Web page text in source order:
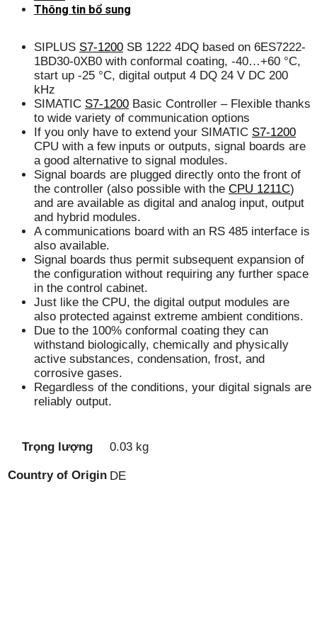
Thông tin bổ sung
SIPLUS S7-1200 SB 1222 4DQ based on 6ES7222-
1BD30-0XB0 with conformal coating, -40…+60 °C,
start up -25 °C, digital output 4 DQ 24 V DC 200
kHz
SIMATIC S7-1200 Basic Controller – Flexible thanks
to wide variety of communication options
If you only have to extend your SIMATIC S7-1200
CPU with a few inputs or outputs, signal boards are
a good alternative to signal modules.
Signal boards are plugged directly onto the front of
the controller (also possible with the CPU 1211C)
and are available as digital and analog input, output
and hybrid modules.
A communications board with an RS 485 interface is
also available.
Signal boards thus permit subsequent expansion of
the configuration without requiring any further space
in the control cabinet.
Just like the CPU, the digital output modules are
also protected against extreme ambient conditions.
Due to the 100% conformal coating they can
withstand biologically, chemically and physically
active substances, condensation, frost, and
corrosive gases.
Regardless of the conditions, your digital signals are
reliably output.
Trọng lượng 0.03 kg
Country of Origin DE